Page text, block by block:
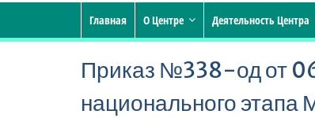
Главная О Центре Деятельность Центра
Приказ №338-од от
национального этапа